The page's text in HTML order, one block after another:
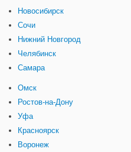
Новосибирск
Сочи
Нижний Новгород
Челябинск
Самара
Омск
Ростов-на-Дону
Уфа
Красноярск
Воронеж